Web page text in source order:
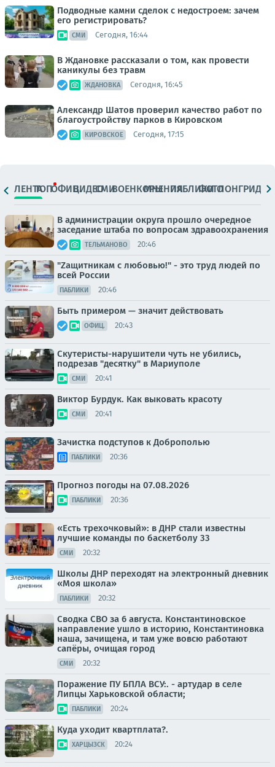
Подводные камни сделок с недостроем: зачем
его регистрировать?
СМИ Сегодня, 16:44
В Ждановке рассказали о том, как провести
каникулы без травм
ЖДАНОВКА Сегодня, 16:45
Александр Шатов проверил качество работ по
благоустройству парков в Кировском
КИРОВСКОЕ Сегодня, 17:15
ЛЕНТАТОПОФИЦ.ВИДЕОСМИВОЕНКОРЫМНЕНИЯПАБЛИКИ
ФОТОЛОНГРИДЫ
В администрации округа прошло очередное
заседание штаба по вопросам здравоохранения
ТЕЛЬМАНОВО 20:46
"Zащитникам с любовью!" - это труд людей по
всей России
ПАБЛИКИ 20:46
Быть примером — значит действовать
ОФИЦ. 20:43
Скутеристы-нарушители чуть не убились,
подрезав "десятку" в Мариуполе
СМИ 20:41
Виктор Бурдук. Как выковать красоту
СМИ 20:41
Зачистка подступов к Доброполью
ПАБЛИКИ 20:36
Прогноз погоды на 07.08.2026
ПАБЛИКИ 20:36
«Есть трехочковый»: в ДНР стали известны
лучшие команды по баскетболу 33
СМИ 20:32
Школы ДНР переходят на электронный дневник
«Моя школа»
ПАБЛИКИ 20:32
Сводка СВО за 6 августа. Константиновское
направление ушло в историю, Константиновка
наша, зачищена, и там уже вовсю работают
сапёры, очищая город
СМИ 20:32
Поражение ПУ БПЛА ВСУ:. - артудар в селе
Липцы Харьковской области;
ПАБЛИКИ 20:24
Куда уходит квартплата?.
ХАРЦЫЗСК 20:24